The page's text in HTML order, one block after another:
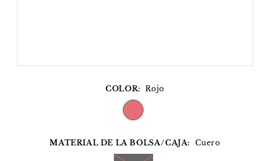
COLOR: Rojo
MATERIAL DE LA BOLSA/CAJA: Cuero